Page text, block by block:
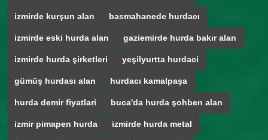
izmirde kurşun alan basmahanede hurdacı
izmirde eski hurda alan gaziemirde hurda bakır alan
izmirde hurda şirketleri yeşilyurtta hurdaci
gümüş hurdası alan hurdacı kamalpaşa
hurda demir fiyatlari buca'da hurda şohben alan
izmir pimapen hurda izmirde hurda metal